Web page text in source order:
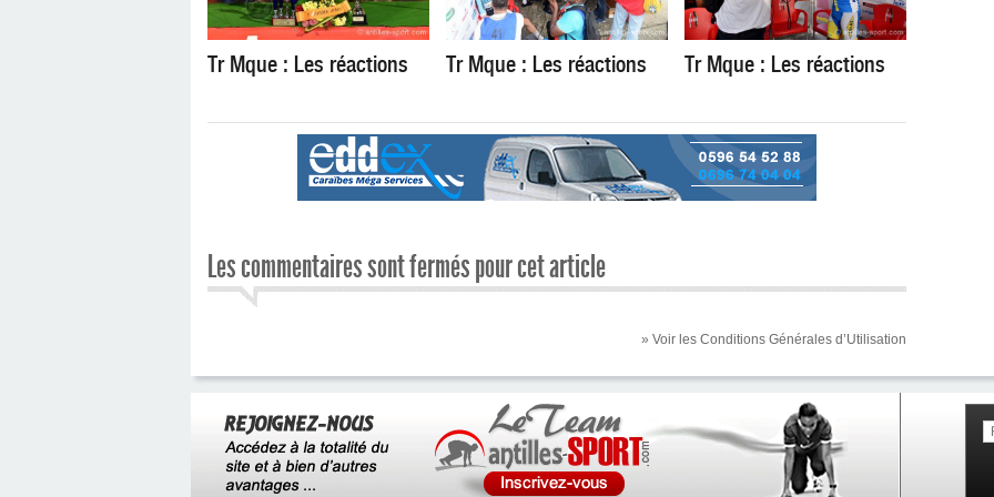
Tr Mque : Les réactions Tr Mque : Les réactions Tr Mque : Les réactions
Les commentaires sont fermés pour cet article
» Voir les Conditions Générales d’Utilisation